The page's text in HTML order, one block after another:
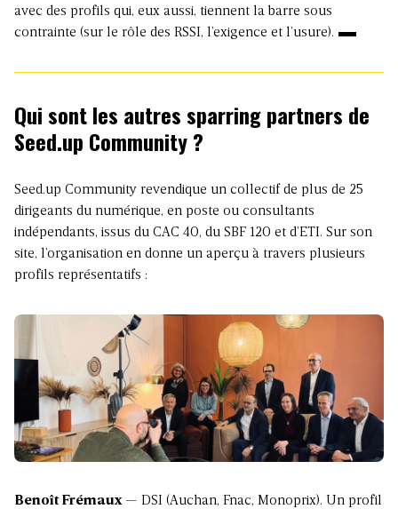
avec des profils qui, eux aussi, tiennent la barre sous
contrainte (sur le rôle des RSSI, l’exigence et l’usure).
Qui sont les autres sparring partners de
Seed.up Community?
Seed.up Community revendique un collectif de plus de 25
dirigeants du numérique, en poste ou consultants
indépendants, issus du CAC 40, du SBF 120 et d’ETI. Sur son
site, l’organisation en donne un aperçu à travers plusieurs
profils représentatifs :
Benoît Frémaux— DSI (Auchan, Fnac, Monoprix). Un profil